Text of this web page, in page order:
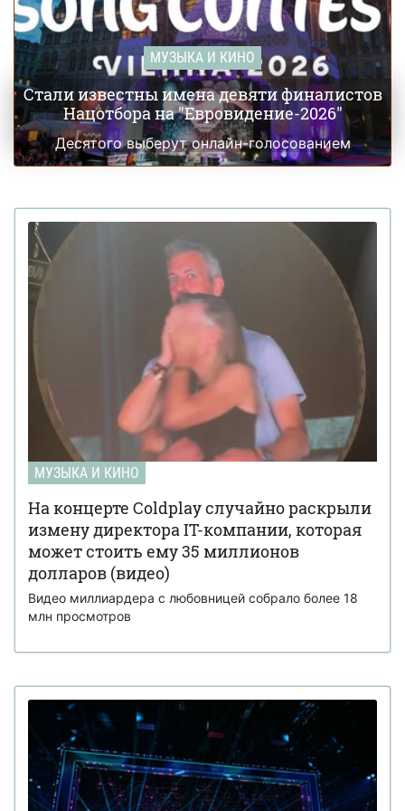
МУЗЫКА И КИНО
Стали известны имена девяти финалистов
Нацотбора на "Евровидение-2026"
Десятого выберут онлайн-голосованием
МУЗЫКА И КИНО
На концерте Coldplay случайно раскрыли
измену директора IT-компании, которая
может стоить ему 35 миллионов
долларов (видео)
Видео миллиардера с любовницей собрало более 18
млн просмотров